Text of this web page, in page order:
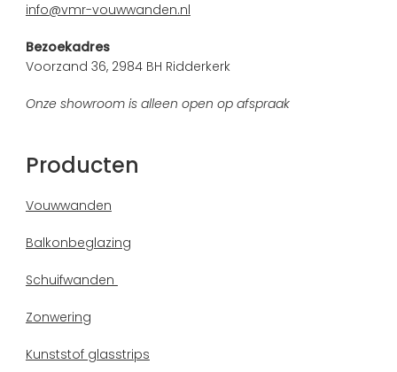
info@vmr-vouwwanden.nl
Bezoekadres
Voorzand 36, 2984 BH Ridderkerk
Onze showroom is alleen open op afspraak
Producten
Vouwwanden
Balkonbeglazing
Schuifwanden
Zonwering
Kunststof glasstrips